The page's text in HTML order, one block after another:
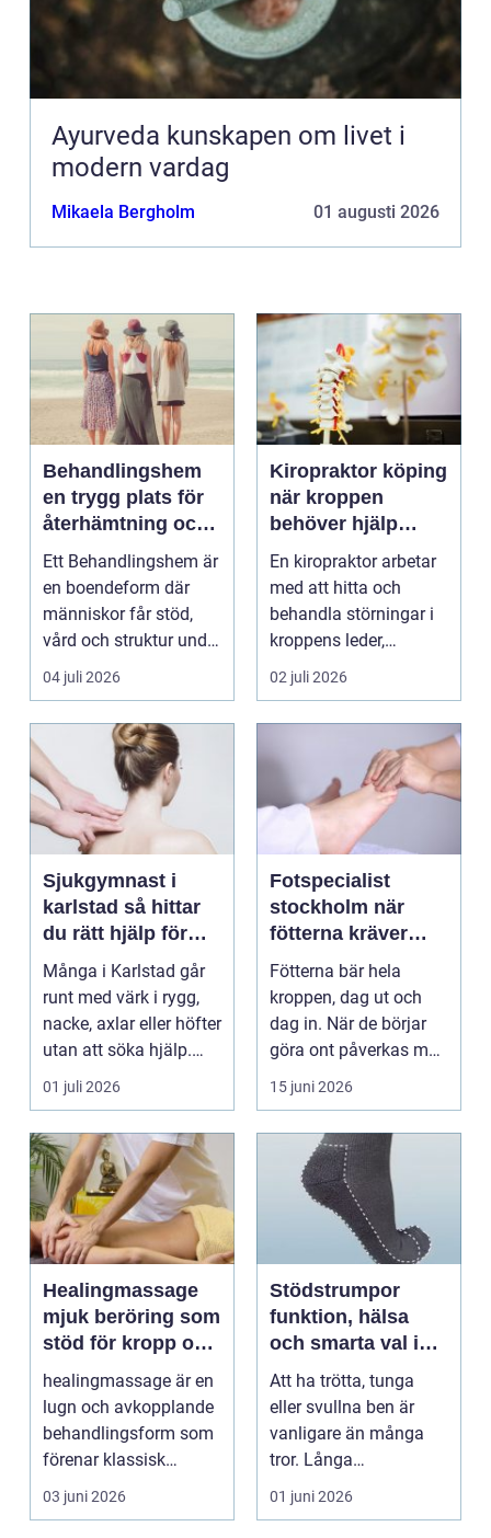
Ayurveda kunskapen om livet i
modern vardag
Mikaela Bergholm 01 augusti 2026
Behandlingshem
en trygg plats för
återhämtning och
förändring
Ett Behandlingshem är
en boendeform där
människor får stöd,
vård och struktur under
en period i live...
04 juli 2026
Kiropraktor köping
när kroppen
behöver hjälp
tillbaka
En kiropraktor arbetar
med att hitta och
behandla störningar i
kroppens leder,
muskler och
nervsyste...
02 juli 2026
Sjukgymnast i
karlstad så hittar
du rätt hjälp för
kroppen
Många i Karlstad går
runt med värk i rygg,
nacke, axlar eller höfter
utan att söka hjälp.
Andra har ...
01 juli 2026
Fotspecialist
stockholm när
fötterna kräver
mer än vanliga
sulor
Fötterna bär hela
kroppen, dag ut och
dag in. När de börjar
göra ont påverkas mer
15 juni 2026
Healingmassage
mjuk beröring som
stöd för kropp och
själ
healingmassage är en
lugn och avkopplande
behandlingsform som
förenar klassisk
massage med
energibas...
03 juni 2026
Stödstrumpor
funktion, hälsa
och smarta val i
vardagen
Att ha trötta, tunga
eller svullna ben är
vanligare än många
tror. Långa
arbetsdagar på hårda
golv, ...
01 juni 2026